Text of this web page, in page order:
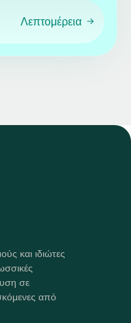
Λεπτομέρεια
και ιδιώτες
σε
από